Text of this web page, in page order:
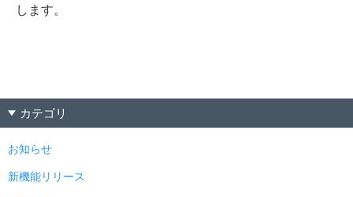
します。
カテゴリ
お知らせ
新機能リリース